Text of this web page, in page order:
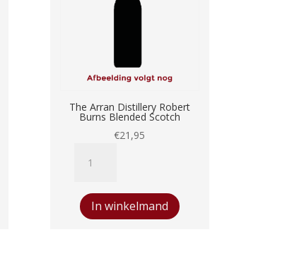
The Arran Distillery Robert
Burns Blended Scotch
€21,95
Arran
Robert
Burns
In winkelmand